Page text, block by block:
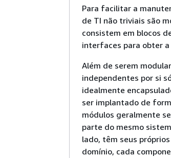
Para facilitar a
de TI não triviais são
consistem em blocos
interfaces para obter a
Além de serem
independentes por si
idealmente
ser implantado de
módulos geralmente
parte do mesmo
lado, têm seus
domínio, cada